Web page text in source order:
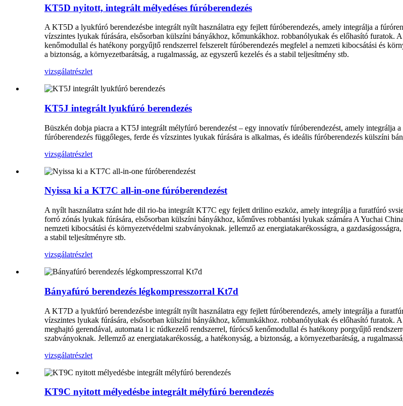
KT5D nyitott, integrált mélyedéses fúróberendezés
A KT5D a lyukfúró berendezésbe integrált nyílt használatra egy fejlett fúróberendezés, amely integrálja a
vízszintes lyukak fúrására, elsősorban külszíni bányákhoz, kőmunkákhoz. robbanólyukak és előhasító furatok.
kenőmodullal és hatékony porgyűjtő rendszerrel felszerelt fúróberendezés megfelel a nemzeti kibocsátási és
a biztonság, a környezetbarátság, a rugalmasság, az egyszerű kezelés és a stabil teljesítmény stb.
vizsgálatrészlet
KT5J integrált lyukfúró berendezés
Büszkén dobja piacra a KT5J integrált mélyfúró berendezést – egy innovatív fúróberendezést, amely integrálja
fúróberendezés függőleges, ferde és vízszintes lyukak fúrására is alkalmas, és ideális fúróberendezés külszíni
vizsgálatrészlet
Nyissa ki a KT7C all-in-one fúróberendezést
A nyílt használatra szánt hde dil rio-ba integrált KT7C egy fejlett drilino eszköz, amely integrálja a furatfúró
forró zónás lyukak fúrására, elsősorban külszíni bányákhoz, kőműves robbantási lyukak számára A Yuchai
nemzeti kibocsátási és környezetvédelmi szabványoknak. jellemző az energiatakarékosságra, a
a stabil teljesítményre stb.
vizsgálatrészlet
Bányafúró berendezés légkompresszorral Kt7d
A KT7D a lyukfúró berendezésbe integrált nyílt használatra egy fejlett fúróberendezés, amely integrálja a
vízszintes lyukak fúrására, elsősorban külszíni bányákhoz, kőmunkákhoz. robbanólyukak és előhasító
meghajtó gerendával, automata l ic rúdkezelő rendszerrel, fúrócső kenőmodullal és hatékony porgyűjtő
szabványoknak. Jellemző az energiatakarékosság, a hatékonyság, a biztonság, a környezetbarátság, a
vizsgálatrészlet
KT9C nyitott mélyedésbe integrált mélyfúró berendezés